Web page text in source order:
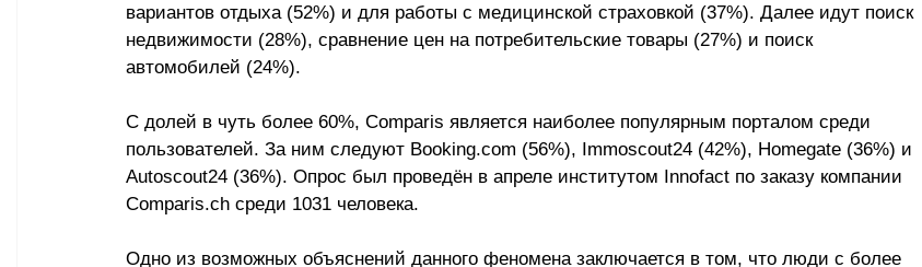
вариантов отдыха (52%) и для работы с медицинской страховкой (37%). Далее идут поиск
недвижимости (28%), сравнение цен на потребительские товары (27%) и поиск
автомобилей (24%).
С долей в чуть более 60%, Comparis является наиболее популярным порталом среди
пользователей. За ним следуют Booking.com (56%), Immoscout24 (42%), Homegate (36%) и
Autoscout24 (36%). Опрос был проведён в апреле институтом Innofact по заказу компании
Comparis.ch среди 1031 человека.
Одно из возможных объяснений данного феномена заключается в том, что люди с более